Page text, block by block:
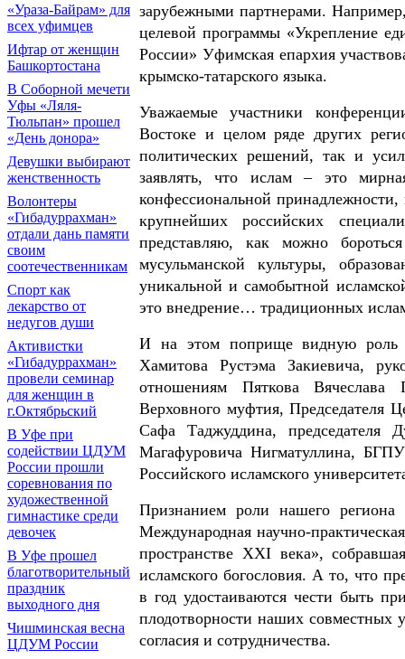
«Ураза-Байрам» для
всех уфимцев
Ифтар от женщин
Башкортостана
В Соборной мечети
Уфы «Ляля-
Тюльпан» прошел
«День донора»
Девушки выбирают
женственность
Волонтеры
«Гибадуррахман»
отдали дань памяти
своим
соотечественникам
Спорт как
лекарство от
недугов души
Активистки
«Гибадуррахман»
провели семинар
для женщин в
г.Октябрьский
В Уфе при
содействии ЦДУМ
России прошли
соревнования по
художественной
гимнастике среди
девочек
В Уфе прошел
благотворительный
праздник
выходного дня
Чишминская весна
ЦДУМ России
зарубежными партнерами.
целевой программы «Укрепление
России» Уфимская епархия
крымско-татарского языка.
Уважаемые участники
Востоке и целом ряде других
политических решений, так и
заявлять, что ислам – это
конфессиональной
крупнейших российских
представляю, как можно
мусульманской культуры,
уникальной и самобытной
это внедрение… традиционных
И на этом поприще видную роль
Хамитова Рустэма Закиевича,
отношениям Пяткова Вячеслава
Верховного муфтия, Председателя
Сафа Таджуддина, председателя
Магафуровича Нигматуллина,
Российского исламского
Признанием роли нашего региона
Международная научно-
пространстве XXI века»,
исламского богословия. А то, что
в год удостаиваются чести быть
плодотворности наших совместных
согласия и сотрудничества.